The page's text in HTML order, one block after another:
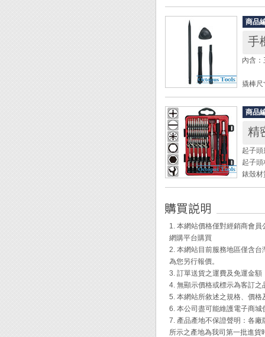
‧撬棒
‧透明
‧起子
※ 十
※ 星
※ 人
◆ 雙
◆ 透明
◆ 兩支
◆ 拆螺
商品
手
內含
撬棒
三角
撬棒
◆ 此
◆ 協助
◆ 防靜
商品
精
起子
起子
錶殼
- 雙色
- 軟軸
- 十字
- 一字
- 星
- 六角
- 米
- 精密
1. 本網站價格僅對經銷商會
網購平台購買
2. 本網站目前服務地區僅含
為您另行報價。
3. 訂單送貨之運費及免運金
4. 無顯示價格或標示為客訂
5. 本網站所敘述之規格、價
6. 本公司盡可能維護電子商
7. 產品產地不保證聲明：各
所示之產地為我司第一批進